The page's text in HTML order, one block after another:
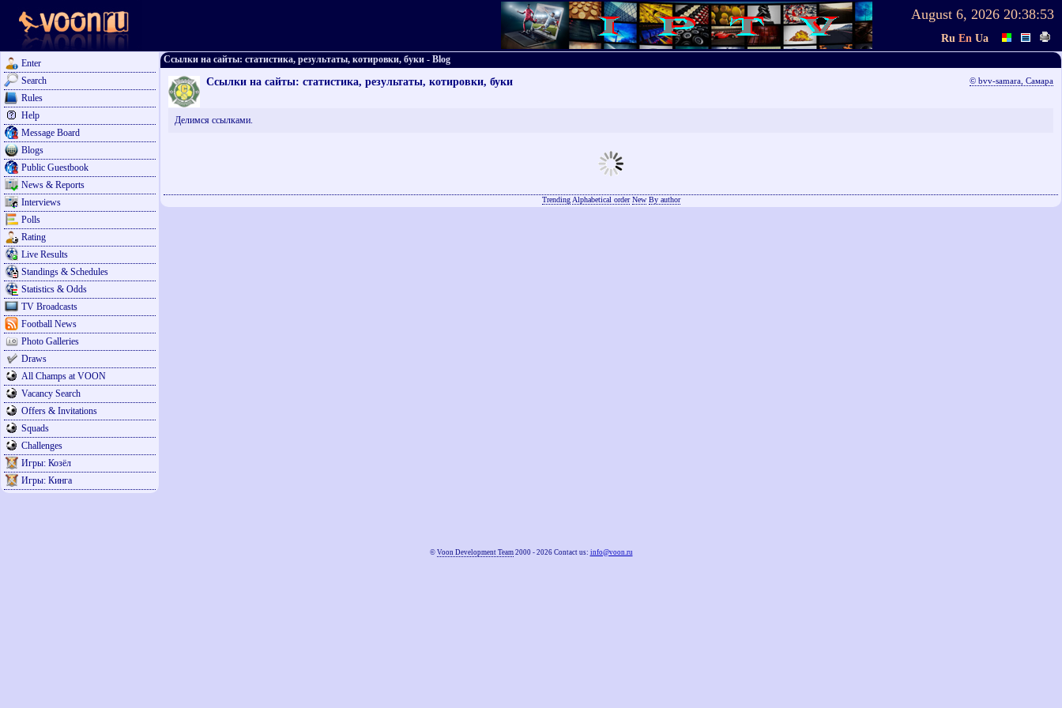
August 6, 2026 20:38:53
Ru En Ua
Enter
Search
Rules
Help
Message Board
Blogs
Public Guestbook
News & Reports
Interviews
Polls
Rating
Live Results
Standings & Schedules
Statistics & Odds
TV Broadcasts
Football News
Photo Galleries
Draws
All Champs at VOON
Vacancy Search
Offers & Invitations
Squads
Challenges
Игры: Козёл
Игры: Кинга
Ссылки на сайты: статистика, результаты, котировки, буки - Blog
© bvv-samara, Самара
Ссылки на сайты: статистика, результаты, котировки, буки
Делимся ссылками.
Trending Alphabetical order New By author
© Voon Development Team2000 - 2026 Contact us: info@voon.ru